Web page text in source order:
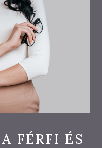
FÉRFI ÉS